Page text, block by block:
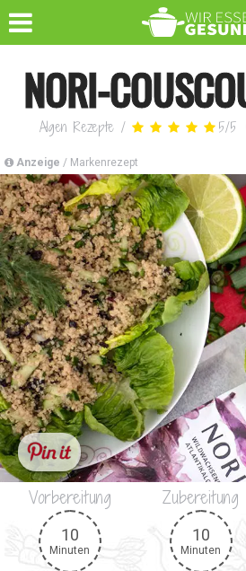
NORI-
Algen Rezepte / 5/5
Anzeige / Markenrezept
Vorbereitung
10
Minuten
Zubereitung
10
Minuten